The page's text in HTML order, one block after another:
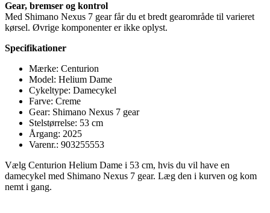
Gear, bremser og kontrol
Med Shimano Nexus 7 gear får du et bredt gearområde til varieret
kørsel. Øvrige komponenter er ikke oplyst.
Specifikationer
Mærke: Centurion
Model: Helium Dame
Cykeltype: Damecykel
Farve: Creme
Gear: Shimano Nexus 7 gear
Stelstørrelse: 53 cm
Årgang: 2025
Varenr.: 903255553
Vælg Centurion Helium Dame i 53 cm, hvis du vil have en
damecykel med Shimano Nexus 7 gear. Læg den i kurven og kom
nemt i gang.